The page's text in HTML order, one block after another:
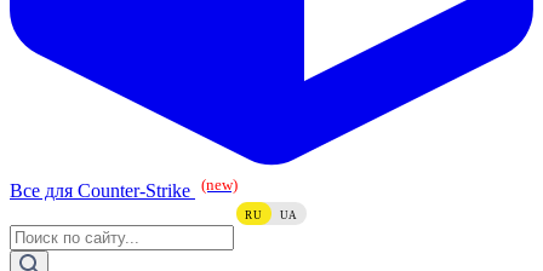
Все для Counter-Strike (new)
RU UA